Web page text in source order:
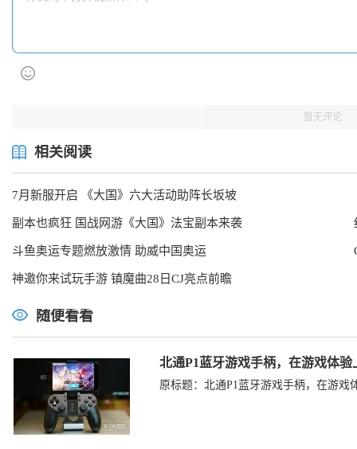
暂无评论
相关阅读
7月新服开启 《大国》六大活动助阵长坂坡
副本也疯狂 国战网游《大国》法宝副本来袭
斗鱼奥运专题燃放激情 助威中国奥运
神邀你来试玩手游 镇魔曲28日CJ亮点前瞻
随便看看
北通P1蓝牙游戏手柄，在游戏体验
原标题：北通P1蓝牙游戏手柄，在游